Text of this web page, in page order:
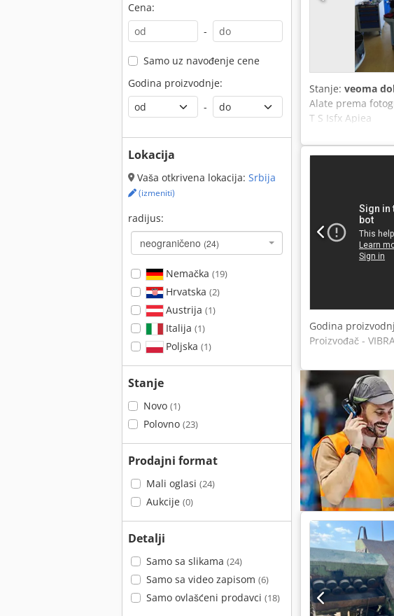
Cena:
-
Samo uz navođenje cene
Godina proizvodnje:
-
Lokacija
Vaša otkrivena lokacija: Srbija
(izmeniti)
radijus:
neograničeno (24)
Nemačka (19)
Hrvatska (2)
Austrija (1)
Italija (1)
Poljska (1)
Stanje
Novo (1)
Polovno (23)
Prodajni format
Mali oglasi (24)
Aukcije (0)
Detalji
Samo sa slikama (24)
Samo sa video zapisom (6)
Samo ovlašćeni prodavci (18)
Stanje: veoma
Alate prema
T S Isfx Apiea
Godina
Proizvođač -